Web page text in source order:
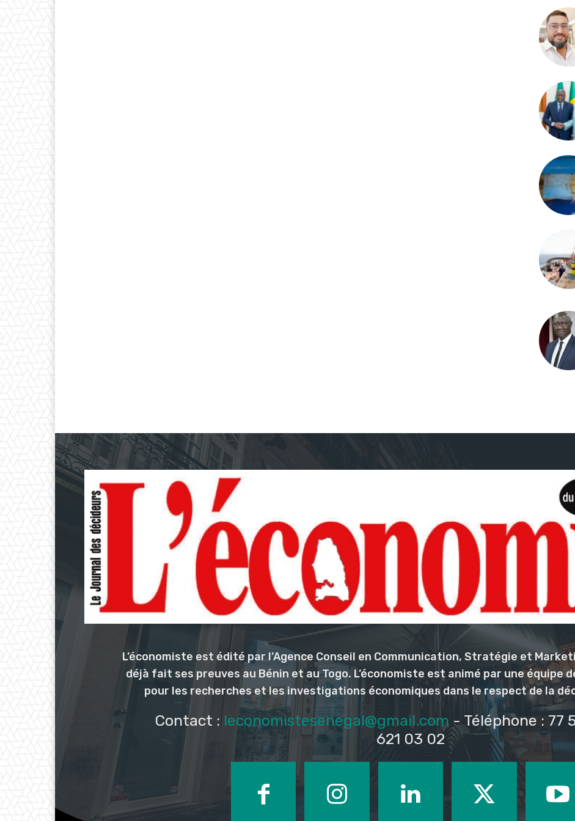
L’économiste est édité par l’Agence Conseil en Communication, Stratégie et
déjà fait ses preuves au Bénin et au Togo. L’économiste est animé par une équipe
pour les recherches et les investigations économiques dans le respect de la
Contact : leconomistesenegal@gmail.com- Téléphone : 77
621 03 02